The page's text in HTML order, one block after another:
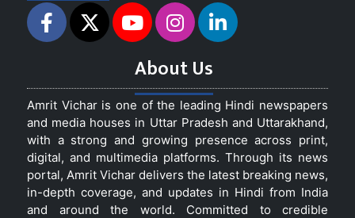
About Us
Amrit Vichar is one of the leading Hindi newspapers
and media houses in Uttar Pradesh and Uttarakhand,
with a strong and growing presence across print,
digital, and multimedia platforms. Through its news
portal, Amrit Vichar delivers the latest breaking news,
in-depth coverage, and updates in Hindi from India
and around the world. Committed to credible